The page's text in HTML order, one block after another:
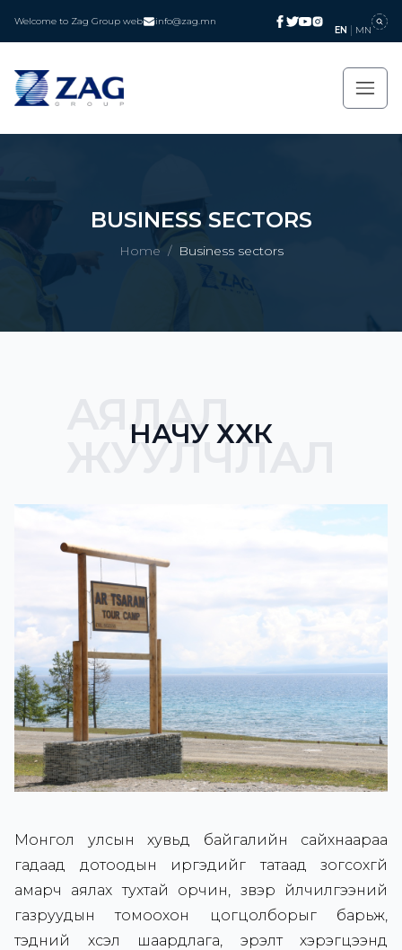
Welcome to Zag Group web info@zag.mn
EN MN
BUSINESS SECTORS
Home / Business sectors
АЯЛАЛ
ЖУУЛЧЛАЛ
НАЧУ ХХК
Монгол улсын хувьд байгалийн сайхнаараа
гадаад дотоодын иргэдийг татаад зогсохгүй
амарч аялах тухтай орчин, үзвэр үйлчилгээний
газруудын томоохон цогцолборыг барьж,
тэдний хүсэл шаардлага, эрэлт хэрэгцээнд